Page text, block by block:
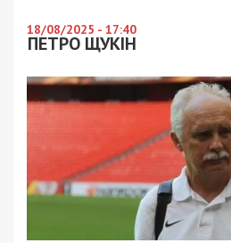
18/08/2025 - 17:40
ПЕТРО ЩУКІН